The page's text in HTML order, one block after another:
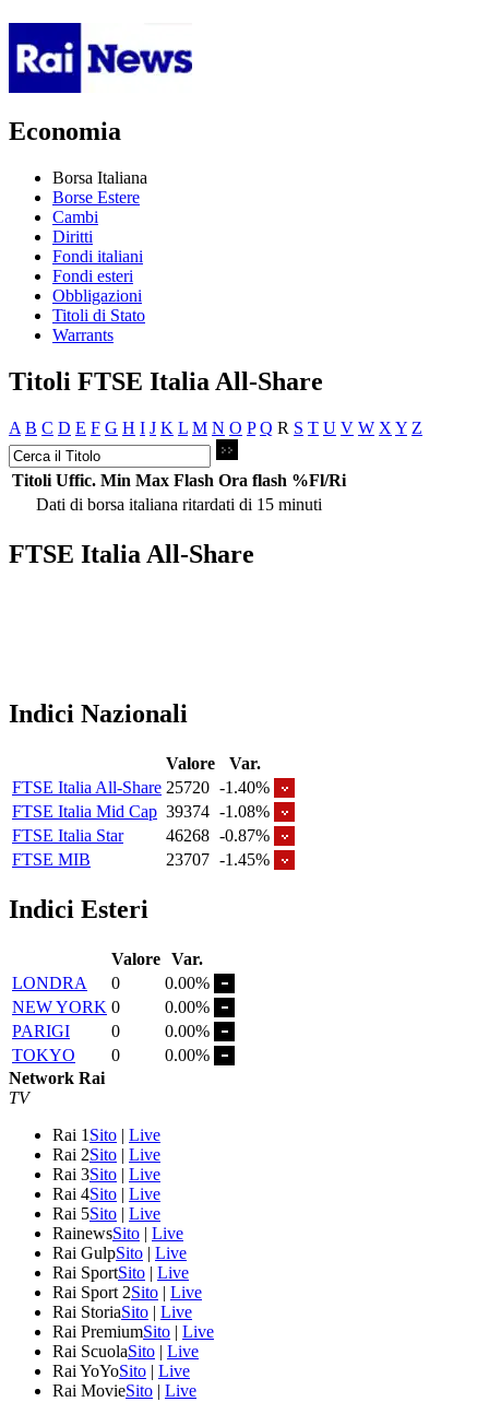
Economia
Borsa Italiana
Borse Estere
Cambi
Diritti
Fondi italiani
Fondi esteri
Obbligazioni
Titoli di Stato
Warrants
Titoli FTSE Italia All-Share
A B C D E F G H I J K L M N O P Q R S T U V W X Y Z
Titoli Uffic. Min Max Flash Ora flash %Fl/Ri
Dati di borsa italiana ritardati di 15 minuti
FTSE Italia All-Share
Indici Nazionali
Valore
Var.
FTSE Italia All-Share 25720 -1.40%
FTSE Italia Mid Cap 39374 -1.08%
FTSE Italia Star
46268 -0.87%
FTSE MIB
23707 -1.45%
Indici Esteri
Valore Var.
LONDRA
0
0.00%
NEW YORK 0
0.00%
PARIGI
0
0.00%
TOKYO
0
0.00%
Network Rai
TV
Rai 1 Sito | Live
Rai 2Sito | Live
Rai 3Sito | Live
Rai 4Sito | Live
Rai 5Sito | Live
RainewsSito | Live
Rai GulpSito | Live
Rai SportSito | Live
Rai Sport 2Sito | Live
Rai StoriaSito | Live
Rai PremiumSito | Live
Rai ScuolaSito | Live
Rai YoYoSito | Live
Rai MovieSito | Live